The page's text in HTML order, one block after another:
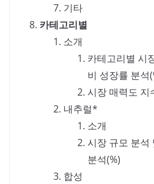
기타
카테고리별
소개
카테고리별 시
비 성장률 분석
시장 매력도 지
내추럴*
소개
시장 규모 분석
분석(%)
합성